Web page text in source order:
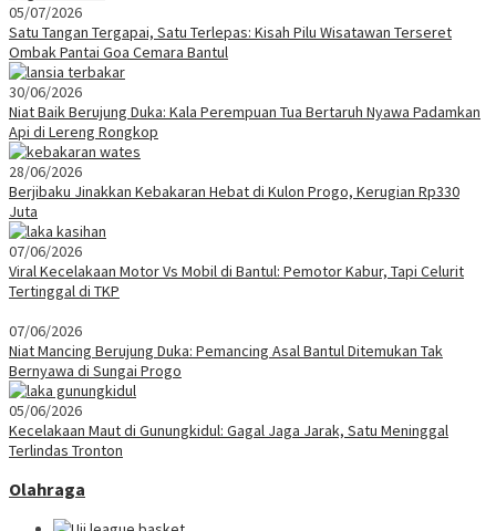
05/07/2026
Satu Tangan Tergapai, Satu Terlepas: Kisah Pilu Wisatawan Terseret
Ombak Pantai Goa Cemara Bantul
30/06/2026
Niat Baik Berujung Duka: Kala Perempuan Tua Bertaruh Nyawa Padamkan
Api di Lereng Rongkop
28/06/2026
Berjibaku Jinakkan Kebakaran Hebat di Kulon Progo, Kerugian Rp330
Juta
07/06/2026
Viral Kecelakaan Motor Vs Mobil di Bantul: Pemotor Kabur, Tapi Celurit
Tertinggal di TKP
07/06/2026
Niat Mancing Berujung Duka: Pemancing Asal Bantul Ditemukan Tak
Bernyawa di Sungai Progo
05/06/2026
Kecelakaan Maut di Gunungkidul: Gagal Jaga Jarak, Satu Meninggal
Terlindas Tronton
Olahraga